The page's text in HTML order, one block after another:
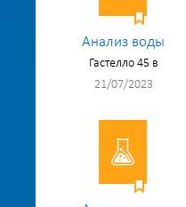
Анализ воды
Гастелло 45 в
21/07/2023